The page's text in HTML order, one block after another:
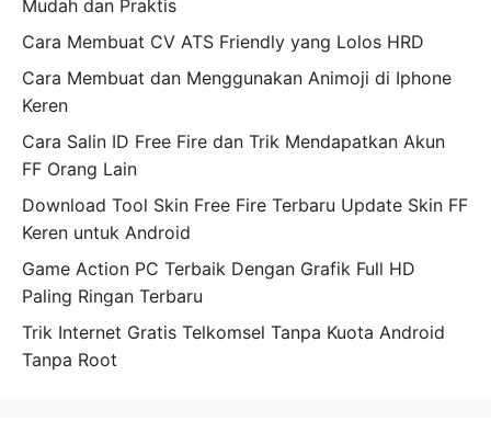
Mudah dan Praktis
Cara Membuat CV ATS Friendly yang Lolos HRD
Cara Membuat dan Menggunakan Animoji di Iphone
Keren
Cara Salin ID Free Fire dan Trik Mendapatkan Akun
FF Orang Lain
Download Tool Skin Free Fire Terbaru Update Skin FF
Keren untuk Android
Game Action PC Terbaik Dengan Grafik Full HD
Paling Ringan Terbaru
Trik Internet Gratis Telkomsel Tanpa Kuota Android
Tanpa Root